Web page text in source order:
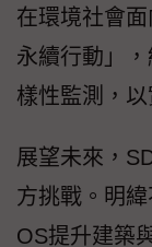
在環境社會
永續行動」
樣性監測，
展望未來，
方挑戰。明
OS提升建築